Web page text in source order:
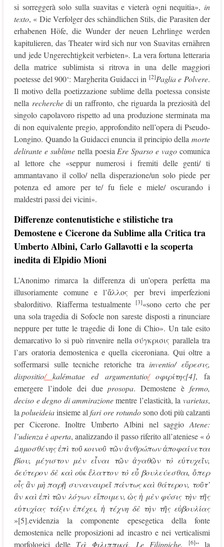
si sorreggerà solo sulla suavitas e vieterà ogni nequitia», in
texto, « Die Verfolger des schändlichen Stils, die Parasiten der
erhabenen Höfe, die Wunder der neuen Lehrlinge werden
kapitulieren, das Theater wird sich nur von Suavitas ernähren
und jede Ungerechtigkeit verbieten». La vera fortuna letteraria
della matrice sublimista si ritrova in una delle maggiori
poetesse del 900‘: Margherita Guidacci in [2]Paglia e Polvere.
Il motivo della poetizzazione sublime della poetessa consiste
nella recherche di un raffronto, che riguarda la preziosità del
singolo capolavoro rispetto ad una produzione sterminata ma
di non equivalente pregio, approfondito nell’opera di Pseudo-
Longino. Quando la Guidacci enuncia il principio della morte
delirante e sublime nella poesia Ere Sparso e vago comunica
al lettore che «seppur numerosi i fremiti delle genti/ ti
ammantavano il collo/ nella disperazione/un solo piede per
potenza ed amore per te/ fu fiele e miele/ oscurando i
maldestri passi dei vicini».
Differenze contenutistiche e stilistiche tra
Demostene e Cicerone da Sublime alla Critica tra
Umberto Albini, Carlo Gallavotti e la scoperta
inedita di Elpidio Mioni
L’Anonimo rimarca la differenza di un’opera perfetta ma
illusoriamente comune e l’ἄλλος per brevi imperfezioni
sbalorditivo. Riafferma testualmente [3]«sono certo che per
una sola tragedia di Sofocle non sareste disposti a rinunciare
neppure per tutte le tragedie di Ione di Chio». Un tale esito
demarcativo lo si può rinvenire nella σύγκρισις parallela tra
l’ars oratoria demostenica e quella ciceroniana. Qui oltre a
soffermarsi sulle tecniche retoriche tra inventio/ εὕρεσις,
dispositio/ kalémataeed argumentatio/ οφιρίτης[4], fa
emergere l’indole dei dueprosopa. Demostene è fermo,
deciso e degno di ammirazionementre l’elasticità, la varietas,
lapolueideiainsieme alfari ore rotundosono doti più calzanti
per Cicerone. Inoltre Umberto Albini nel saggio Atene:
l’udienza è aperta, analizzando il passo riferito all’ateniese «ὁ
Δημοσθένηςἐπὶ τοῦκοινοῦτῶνἀνθρώπωνἀποφαίνεται
βίου, μέγιστον μὲν εἶναι τῶν ἀγαθῶν τὸεὐτυχεῖν,
δεύτερον δὲ καὶοὐκἔλαττον τὸ εὖβουλεύεσθαι, ὅπερ
οἷςἂν μὴπαρῇ συναναιρεῖπάντως καὶ θάτερον, τοῦτ’
ἂν καὶ ἐπὶτῶν λόγων εἴποιμεν,ὡςἡ μὲν φύσις τὴν τῆς
εὐτυχίας τάξινἐπέχει,ἡ τέχνη δὲτὴν τῆς εὐβουλίας
»[5].evidenzia la componente epesegetica della fonte
demostenica nelle proposizioni ad incastro e nei verticalismi
morfologici delle ΤὰΦιλιππικά, Le Filippiche, [6]“ la